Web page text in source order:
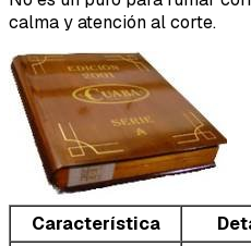
calma y atención al corte.
Característica